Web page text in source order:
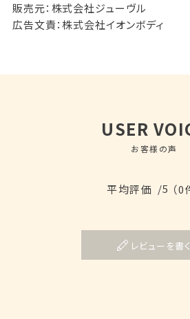
販売元：株式会社ジューヴル
広告文責：株式会社イオンボディ
USER
お客様の声
平均評価 /5 （0
レビューを書く